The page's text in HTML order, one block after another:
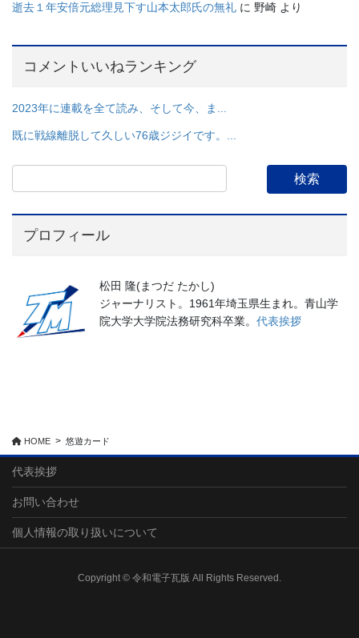
逝去１年安倍元総理見下す山本太郎氏の無礼 に 野崎 より
コメントいいねランキング
2023年に連載を全て読み、そして今、ま...
既に戦線離脱して久しい76歳ジジイです。...
プロフィール
松田 隆(まつだ たかし)
ジャーナリスト。1961年埼玉県生まれ。青山学
院大学大学院法務研究科卒業。 代表挨拶
HOME 悠遊カード
代表挨拶
お問い合わせ
個人情報の取り扱いについて
Copyright © 令和電子瓦版 All Rights Reserved.